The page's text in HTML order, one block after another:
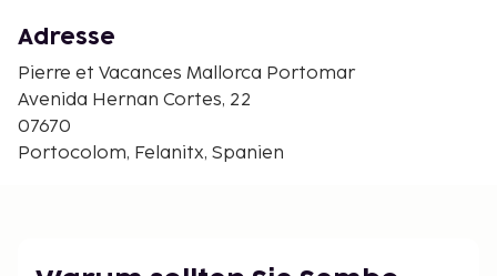
Adresse
Pierre et Vacances Mallorca Portomar
Avenida Hernan Cortes, 22
07670
Portocolom, Felanitx, Spanien